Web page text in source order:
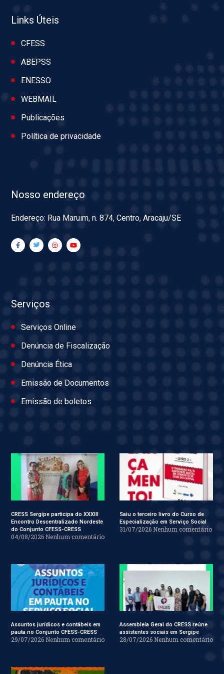
Links Úteis
CFESS
ABEPSS
ENESSO
WEBMAIL
Publicações
Política de privacidade
Nosso endereço
Endereço: Rua Maruim, n. 874, Centro, Aracaju/SE
Serviços
Serviços Online
Denúncia de Fiscalização
Denúncia Ética
Emissão de Documentos
Emissão de boletos
CRESS Sergipe participa do XXXIII
Encontro Descentralizado Nordeste
do Conjunto CFESS-CRESS
04/08/2026 Nenhum comentário
Saiu o terceiro livro do Curso de
Especialização em Serviço Social
31/07/2026 Nenhum comentário
Assuntos jurídicos e contábeis em
pauta no Conjunto CFESS-CRESS
29/07/2026 Nenhum comentário
Assembleia Geral do CRESS reúne
assistentes sociais em Sergipe
28/07/2026 Nenhum comentário